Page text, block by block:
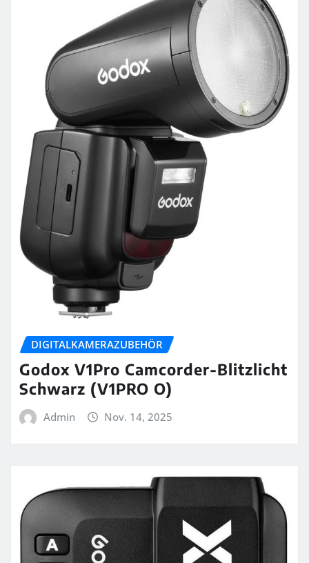
DIGITALKAMERAZUBEHÖR
Godox V1Pro Camcorder-Blitzlicht
Schwarz (V1PRO O)
Admin Nov. 14, 2025